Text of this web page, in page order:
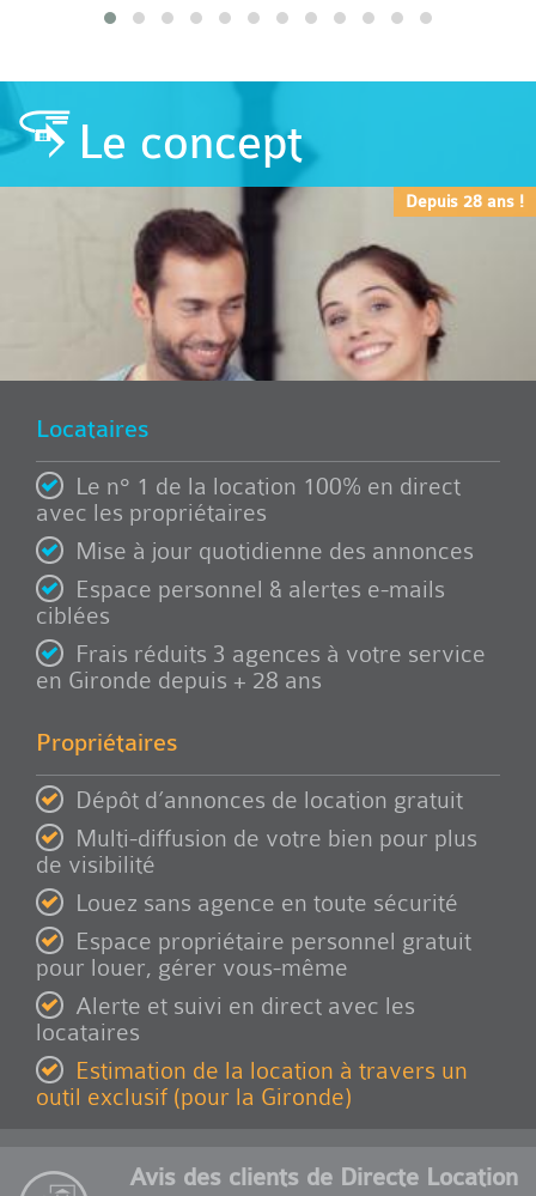
Le concept
Depuis 28 ans !
Locataires
Le n° 1 de la location 100% en direct
avec les propriétaires
Mise à jour quotidienne des annonces
Espace personnel & alertes e-mails
ciblées
Frais réduits 3 agences à votre service
en Gironde depuis + 28 ans
Propriétaires
Dépôt d’annonces de location gratuit
Multi-diffusion de votre bien pour plus
de visibilité
Louez sans agence en toute sécurité
Espace propriétaire personnel gratuit
pour louer, gérer vous-même
Alerte et suivi en direct avec les
locataires
Estimation de la location à travers un
outil exclusif (pour la Gironde)
Avis des clients de Directe Location